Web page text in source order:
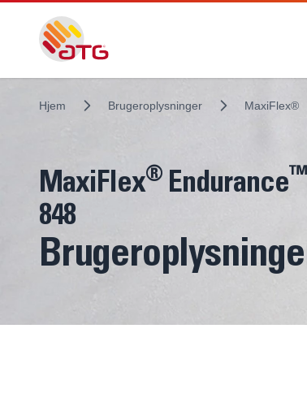
Hjem Brugeroplysninger MaxiFlex®
MaxiFlex®Endurance™
848